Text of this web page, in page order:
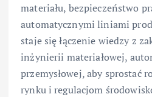
materiału, bezpieczeństwo
automatycznymi liniami
staje się łączenie wiedzy z
inżynierii materiałowej,
przemysłowej, aby sprostać
rynku i regulacjom